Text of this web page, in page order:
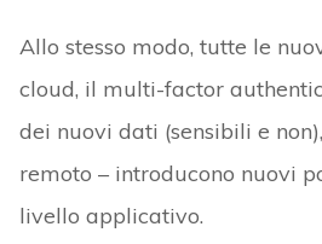
Allo stesso modo, tutte le
cloud, il multi-factor
dei nuovi dati (sensibili e
remoto – introducono nuovi
livello applicativo.